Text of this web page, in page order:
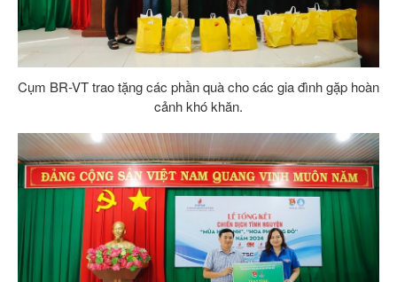
Cụm BR-VT trao tặng các phần quà cho các gia đình gặp hoàn
cảnh khó khăn.